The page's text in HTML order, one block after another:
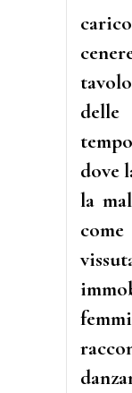
delle
dove
la